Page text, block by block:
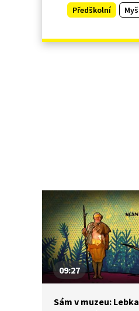
Předškolní
09:27
Sám v muzeu: Lebka